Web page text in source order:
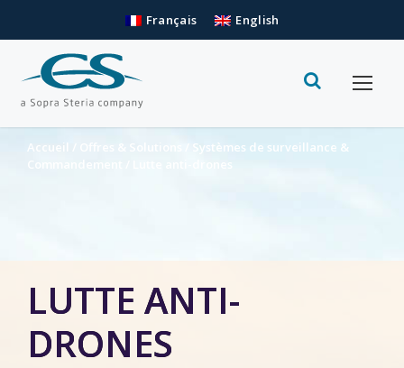
Français English
Accueil Offres & Solutions / Systèmes de surveillance &
Commandement
Lutte anti-drones
LUTTE ANTI-
DRONES